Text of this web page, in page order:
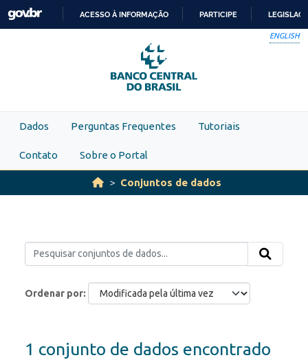
Skip to main content
PARA
O
CONTEÚDO
ACESSO À INFORMAÇÃO PARTICIPE
ENGLISH
Dados Perguntas Frequentes Tutoriais
Contato Sobre o Portal
Conjuntos de dados
Ordenar por
1 conjunto de dados encontrado